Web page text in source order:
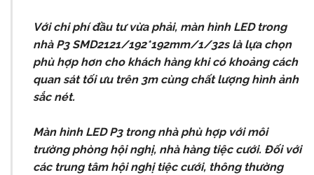
Với chi phí đầu tư vừa phải, màn hình LED trong
nhà P3 SMD2121/192*192mm/1/32s là lựa chọn
phù hợp hơn cho khách hàng khi có khoảng cách
quan sát tối ưu trên 3m cùng chất lượng hình ảnh
sắc nét.
Màn hình LED P3 trong nhà phù hợp với môi
trường phòng hội nghị, nhà hàng tiệc cưới. Đối với
các trung tâm hội nghị tiệc cưới, thông thường